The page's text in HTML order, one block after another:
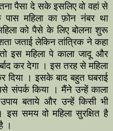
पैसा दे सके इसलिए वो वहां से
महिला का फ़ोन नंबर था
को पैसे के लिए बोलना शुरू
जताई लेकिन तांत्रिक ने कहा
इस महिला पे काला जादू और
कर देगा । इस तरह से महिला
। इसके बाद बहुत घबराई
संपर्क किया । मैंने उन्हें काला
बताये और उन्हें किसी भी
समय वो महिला सुरक्षित है
।